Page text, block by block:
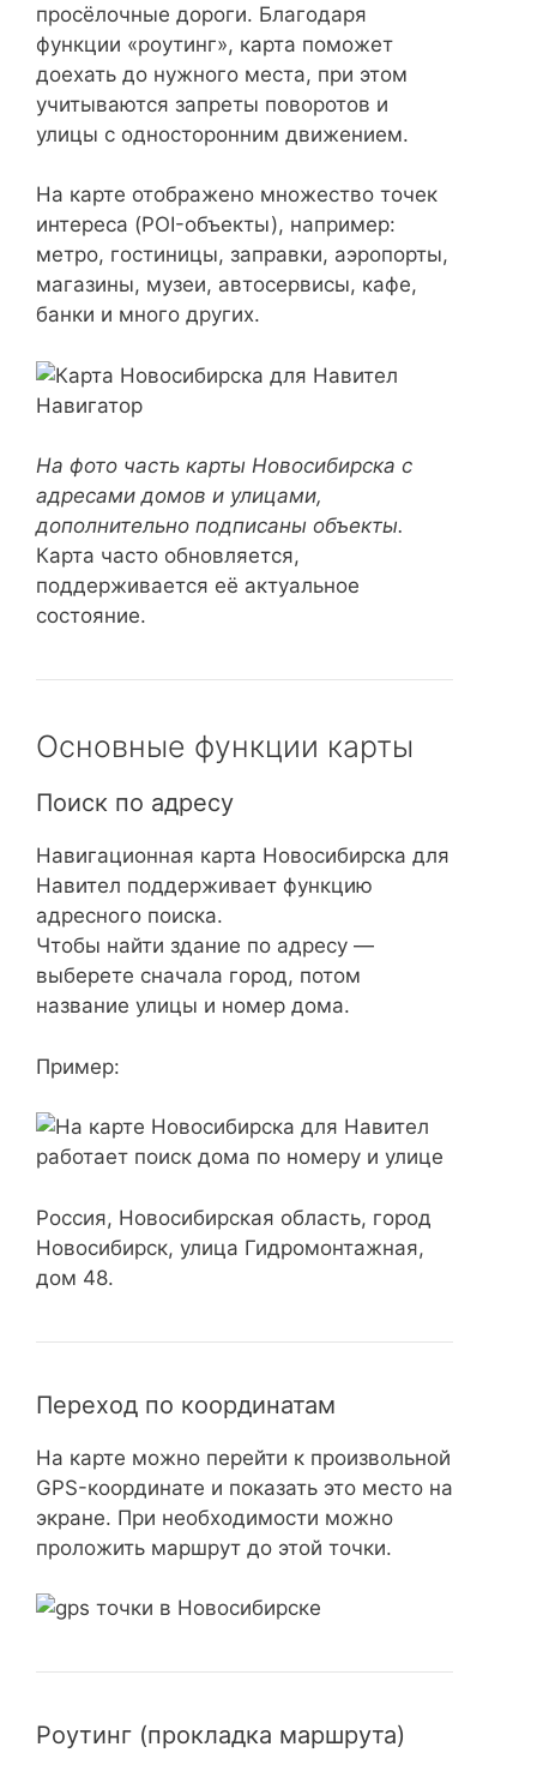
просёлочные дороги. Благодаря
функции «роутинг», карта поможет
доехать до нужного места, при этом
учитываются запреты поворотов и
улицы с односторонним движением.
На карте отображено множество точек
интереса (POI-объекты), например:
метро, гостиницы, заправки, аэропорты,
магазины, музеи, автосервисы, кафе,
банки и много других.
На фото часть карты Новосибирска с
адресами домов и улицами,
дополнительно подписаны объекты.
Карта часто обновляется,
поддерживается её актуальное
состояние.
Основные функции карты
Поиск по адресу
Навигационная карта Новосибирска для
Навител поддерживает функцию
адресного поиска.
Чтобы найти здание по адресу —
выберете сначала город, потом
название улицы и номер дома.
Пример:
Россия, Новосибирская область, город
Новосибирск, улица Гидромонтажная,
дом 48.
Переход по координатам
На карте можно перейти к произвольной
GPS-координате и показать это место на
экране. При необходимости можно
проложить маршрут до этой точки.
Роутинг (прокладка маршрута)